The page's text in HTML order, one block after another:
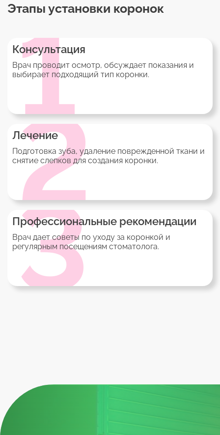
Этапы установки коронок
1
Консультация
Врач проводит осмотр, обсуждает показания и
выбирает подходящий тип коронки.
2
Лечение
Подготовка зуба, удаление поврежденной ткани и
снятие слепков для создания коронки.
3
Профессиональные рекомендации
Врач дает советы по уходу за коронкой и
регулярным посещениям стоматолога.